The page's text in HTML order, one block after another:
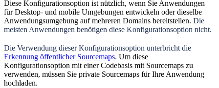
Diese Konfigurationsoption ist nützlich, wenn Sie Anwendungen
für Desktop- und mobile Umgebungen entwickeln oder dieselbe
Anwendungsumgebung auf mehreren Domains bereitstellen. Die
meisten Anwendungen benötigen diese Konfigurationsoption nicht.
Die Verwendung dieser Konfigurationsoption unterbricht die
Erkennung öffentlicher Sourcemaps. Um diese
Konfigurationsoption mit einer Codebasis mit Sourcemaps zu
verwenden, müssen Sie private Sourcemaps für Ihre Anwendung
hochladen.